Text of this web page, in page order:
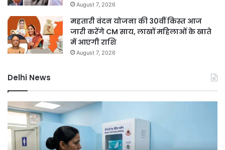
August 7, 2026
महतारी वंदन योजना की 30वीं किस्त आज
जारी करेंगे CM साय, लाखों महिलाओं के खाते
में आएगी राशि
August 7, 2026
Delhi News
दिल्ली
कोर्ट
थानों